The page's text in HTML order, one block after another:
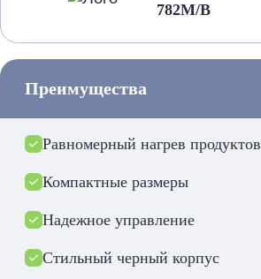
782M/B
Преимущества
Равномерный нагрев продуктов
Компактные размеры
Надежное управление
Стильный черный корпус